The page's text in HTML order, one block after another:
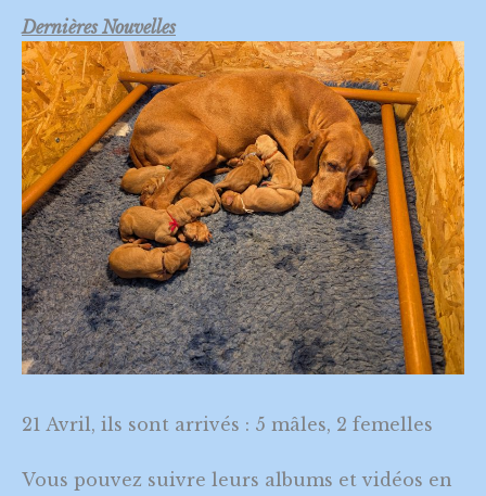
Dernières Nouvelles
21 Avril, ils sont arrivés : 5 mâles, 2 femelles
Vous pouvez suivre leurs albums et vidéos en